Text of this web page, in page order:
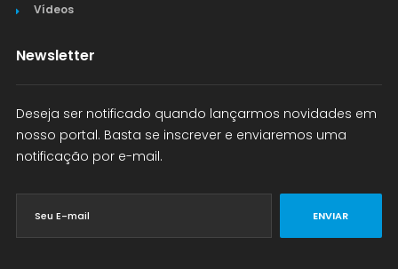
Vídeos
Newsletter
Deseja ser notificado quando lançarmos novidades em
nosso portal. Basta se inscrever e enviaremos uma
notificação por e-mail.
ENVIAR